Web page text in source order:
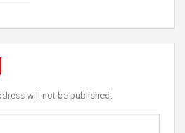
will not be published.